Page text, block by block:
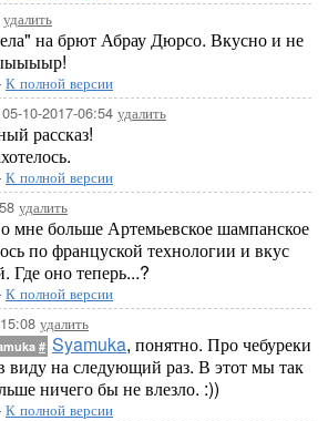
удалить
на брют Абрау Дюрсо. Вкусно и не
К полной версии
05-10-2017-06:54 удалить
рассказ!
К полной версии
удалить
мне больше Артемьевское шампанское
по француской технологии и вкус
Где оно теперь...?
К полной версии
удалить
# Syamuka, понятно. Про чебуреки
виду на следующий раз. В этот мы так
ничего бы не влезло. :))
К полной версии